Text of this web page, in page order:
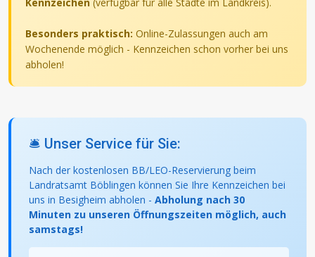
Besonders praktisch: Online-Zulassungen auch am
Wochenende möglich - Kennzeichen schon vorher bei uns
abholen!
🛎️ Unser Service für Sie:
Nach der kostenlosen BB/LEO-Reservierung beim
Landratsamt Böblingen können Sie Ihre Kennzeichen bei
uns in Besigheim abholen - Abholung nach 30
Minuten zu unseren Öffnungszeiten möglich, auch
samstags!